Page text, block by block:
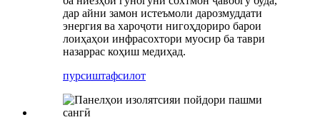
дар айни замон истеъмоли дарозмуддати
энергия ва хароҷоти нигоҳдориро барои
лоиҳаҳои инфрасохтори муосир ба таври
назаррас коҳиш медиҳад.
пурсиштафсилот